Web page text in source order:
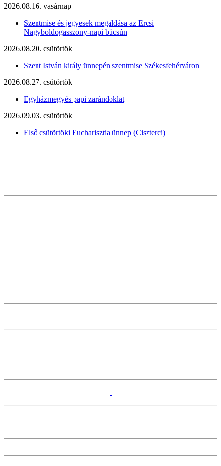
2026.08.16. vasárnap
Szentmise és jegyesek megáldása az Ercsi
Nagyboldogasszony-napi búcsún
2026.08.20. csütörtök
Szent István király ünnepén szentmise Székesfehérváron
2026.08.27. csütörtök
Egyházmegyés papi zarándoklat
2026.09.03. csütörtök
Első csütörtöki Eucharisztia ünnep (Ciszterci)